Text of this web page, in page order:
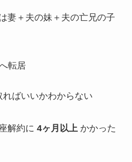
妻＋夫の妹＋夫の亡兄の子
転居
ればいいかわからない
解約に 4ヶ月以上 かかった